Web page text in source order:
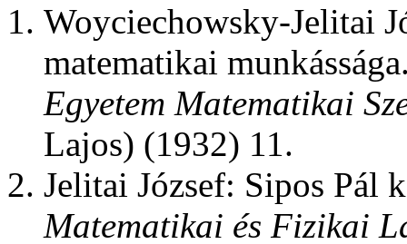
Woyciechowsky-Jelitai
matematikai
Egyetem Matematikai
Lajos) (1932) 11.
Jelitai József: Sipos Pál
Matematikai és Fizikai